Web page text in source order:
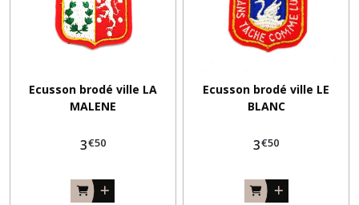
Ecusson brodé ville LA
MALENE
3€50
Ecusson brodé ville LE
BLANC
3€50